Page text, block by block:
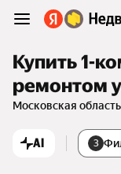
Купить 1-
ремонтом
Московская область
AI 3